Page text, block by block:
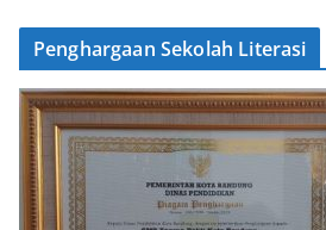
Penghargaan Sekolah Literasi